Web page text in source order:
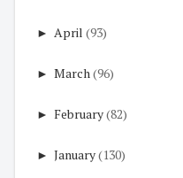
► April (93)
► March (96)
► February(82)
► January(130)